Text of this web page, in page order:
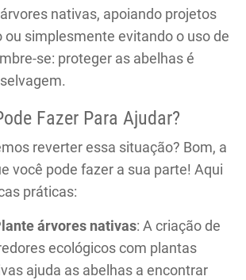
nativas, apoiando projetos
ou simplesmente evitando o uso de
se: proteger as abelhas é
Fazer Para Ajudar?
reverter essa situação? Bom, a
você pode fazer a sua parte! Aqui
práticas:
árvores nativas: A criação de
ecológicos com plantas
ajuda as abelhas a encontrar